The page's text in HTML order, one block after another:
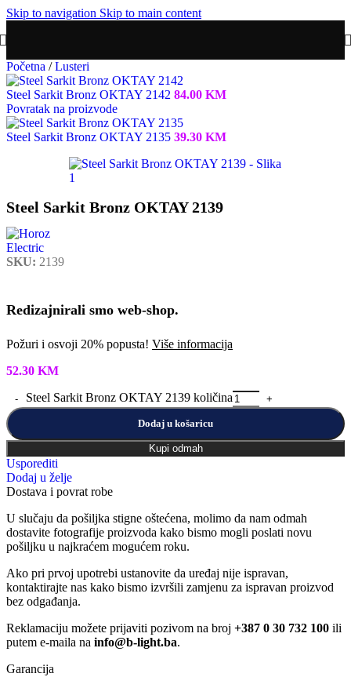
Skip to navigation Skip to main content
Početna / Lusteri
Steel Sarkit Bronz OKTAY 2142 84.00 KM
Povratak na proizvode
Steel Sarkit Bronz OKTAY 2135 39.30 KM
Steel Sarkit Bronz OKTAY 2139
SKU: 2139
Redizajnirali smo web-shop.
Požuri i osvoji 20% popusta! Više informacija
52.30 KM
Steel Sarkit Bronz OKTAY 2139 količina
Dodaj u košaricu
Kupi odmah
Usporediti
Dodaj u želje
Dostava i povrat robe
U slučaju da pošiljka stigne oštećena, molimo da nam odmah
dostavite fotografije proizvoda kako bismo mogli poslati novu
pošiljku u najkraćem mogućem roku.
Ako pri prvoj upotrebi ustanovite da uređaj nije ispravan,
kontaktirajte nas kako bismo izvršili zamjenu za ispravan proizvod
bez odgađanja.
Reklamaciju možete prijaviti pozivom na broj +387 0 30 732 100 ili
putem e-maila na info@b-light.ba.
Garancija